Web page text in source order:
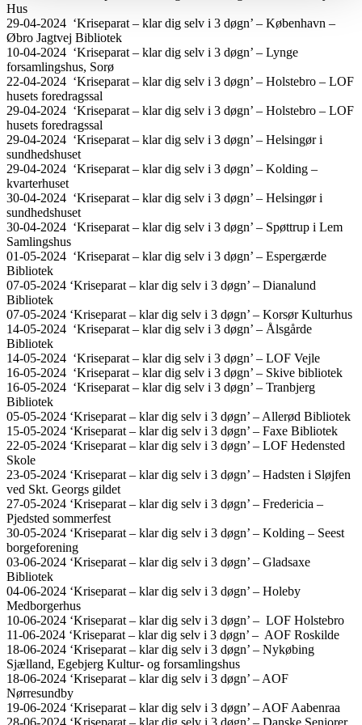
Hus
29-04-2024 ‘Kriseparat – klar dig selv i 3 døgn’ – København –
Øbro Jagtvej Bibliotek
10-04-2024 ‘Kriseparat – klar dig selv i 3 døgn’ – Lynge
forsamlingshus, Sorø
22-04-2024 ‘Kriseparat – klar dig selv i 3 døgn’ – Holstebro – LOF
husets foredragssal
29-04-2024 ‘Kriseparat – klar dig selv i 3 døgn’ – Holstebro – LOF
husets foredragssal
29-04-2024 ‘Kriseparat – klar dig selv i 3 døgn’ – Helsingør i
sundhedshuset
29-04-2024 ‘Kriseparat – klar dig selv i 3 døgn’ – Kolding –
kvarterhuset
30-04-2024 ‘Kriseparat – klar dig selv i 3 døgn’ – Helsingør i
sundhedshuset
30-04-2024 ‘Kriseparat – klar dig selv i 3 døgn’ – Spøttrup i Lem
Samlingshus
01-05-2024 ‘Kriseparat – klar dig selv i 3 døgn’ – Espergærde
Bibliotek
07-05-2024 ‘Kriseparat – klar dig selv i 3 døgn’ – Dianalund
Bibliotek
07-05-2024 ‘Kriseparat – klar dig selv i 3 døgn’ – Korsør Kulturhus
14-05-2024 ‘Kriseparat – klar dig selv i 3 døgn’ – Ålsgårde
Bibliotek
14-05-2024 ‘Kriseparat – klar dig selv i 3 døgn’ – LOF Vejle
16-05-2024 ‘Kriseparat – klar dig selv i 3 døgn’ – Skive bibliotek
16-05-2024 ‘Kriseparat – klar dig selv i 3 døgn’ – Tranbjerg
Bibliotek
05-05-2024 ‘Kriseparat – klar dig selv i 3 døgn’ – Allerød Bibliotek
15-05-2024 ‘Kriseparat – klar dig selv i 3 døgn’ – Faxe Bibliotek
22-05-2024 ‘Kriseparat – klar dig selv i 3 døgn’ – LOF Hedensted
Skole
23-05-2024 ‘Kriseparat – klar dig selv i 3 døgn’ – Hadsten i Sløjfen
ved Skt. Georgs gildet
27-05-2024 ‘Kriseparat – klar dig selv i 3 døgn’ – Fredericia –
Pjedsted sommerfest
30-05-2024 ‘Kriseparat – klar dig selv i 3 døgn’ – Kolding – Seest
borgeforening
03-06-2024 ‘Kriseparat – klar dig selv i 3 døgn’ – Gladsaxe
Bibliotek
04-06-2024 ‘Kriseparat – klar dig selv i 3 døgn’ – Holeby
Medborgerhus
10-06-2024 ‘Kriseparat – klar dig selv i 3 døgn’ – LOF Holstebro
11-06-2024 ‘Kriseparat – klar dig selv i 3 døgn’ – AOF Roskilde
18-06-2024 ‘Kriseparat – klar dig selv i 3 døgn’ – Nykøbing
Sjælland, Egebjerg Kultur- og forsamlingshus
18-06-2024 ‘Kriseparat – klar dig selv i 3 døgn’ – AOF
Nørresundby
19-06-2024 ‘Kriseparat – klar dig selv i 3 døgn’ – AOF Aabenraa